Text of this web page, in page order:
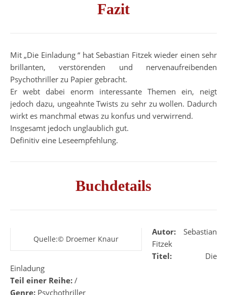
Fazit
Mit „Die Einladung “ hat Sebastian Fitzek wieder einen sehr
brillanten, verstörenden und nervenaufreibenden
Psychothriller zu Papier gebracht.
Er webt dabei enorm interessante Themen ein, neigt
jedoch dazu, ungeahnte Twists zu sehr zu wollen. Dadurch
wirkt es manchmal etwas zu konfus und verwirrend.
Insgesamt jedoch unglaublich gut.
Definitiv eine Leseempfehlung.
Buchdetails
Quelle:© Droemer Knaur
Autor: Sebastian
Fitzek
Titel: Die
Einladung
Teil einer Reihe: /
Genre: Psychothriller